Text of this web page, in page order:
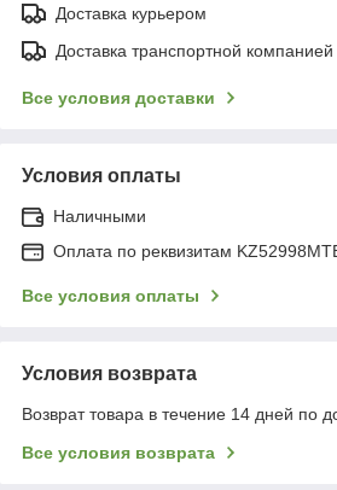
Доставка курьером
Доставка транспортной компанией
Все условия доставки
Условия оплаты
Наличными
Оплата по реквизитам
Все условия оплаты
Условия возврата
Возврат товара в течение 14 дней по
Все условия возврата